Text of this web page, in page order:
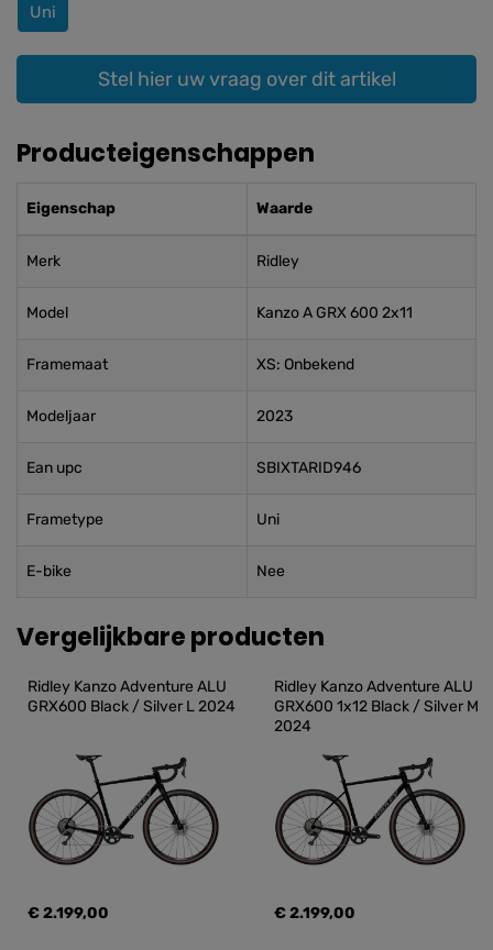
Uni
Stel hier uw vraag over dit artikel
Producteigenschappen
Eigenschap Waarde
Merk Ridley
Model Kanzo A GRX 600 2x11
Framemaat XS: Onbekend
Modeljaar 2023
Ean upc SBIXTARID946
Frametype Uni
E-bike Nee
Vergelijkbare producten
Ridley Kanzo Adventure ALU
GRX600 Black / Silver L 2024
€ 2.199,00
Ridley Kanzo Adventure ALU
GRX600 1x12 Black / Silver M
2024
€ 2.199,00